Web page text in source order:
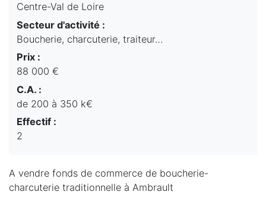
Centre-Val de Loire
Secteur d'activité :
Boucherie, charcuterie, traiteur…
Prix :
88 000 €
C.A. :
de 200 à 350 k€
Effectif :
2
A vendre fonds de commerce de boucherie-
charcuterie traditionnelle à Ambrault